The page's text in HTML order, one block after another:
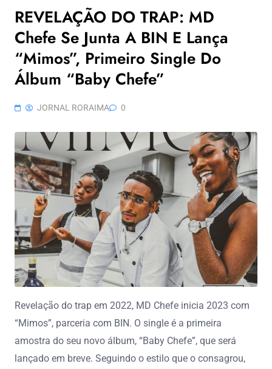
REVELAÇÃO DO TRAP: MD
Chefe Se Junta A BIN E Lança
“Mimos”, Primeiro Single Do
Álbum “Baby Chefe”
JORNAL RORAIMA 0
Revelação do trap em 2022, MD Chefe inicia 2023 com
“Mimos”, parceria com BIN. O single é a primeira
amostra do seu novo álbum, “Baby Chefe”, que será
lançado em breve. Seguindo o estilo que o consagrou,